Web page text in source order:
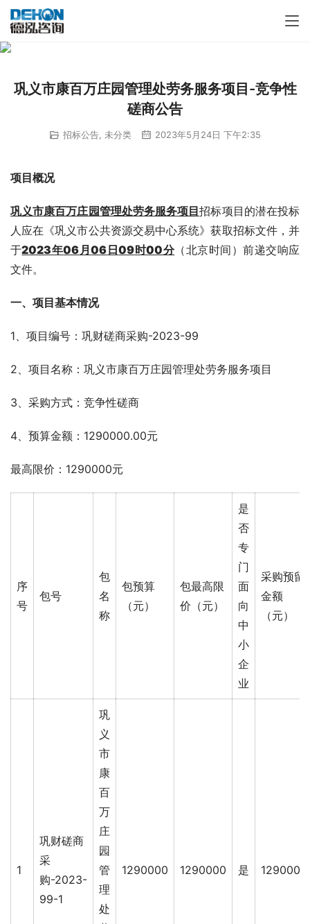
巩义市康百万庄园管理处劳务服务项目-竞争性
磋商公告
招标公告 未分类 2023年5月24日 下午2:35
项目概况
巩义市康百万庄园管理处劳务服务项目招标项目的潜在投标
人应在《巩义市公共资源交易中心系统》获取招标文件，并
于2023年06月06 日09时00分（北京时间）前递交响应
文件。
一、项目基本情况
1、项目编号：巩财磋商采购-2023-99
2、项目名称：巩义市康百万庄园管理处劳务服务项目
3、采购方式：竞争性磋商
4、预算金额：1290000.00元
最高限价：1290000元
序
号
包号
包
名
称
包预算
（元）
包最高限
价（元）
是
否
专
门
面
向
中
小
企
业
采购预留
金额
（元）
1
巩财磋商
采
购-2023-
99-1
巩
义
市
康
百
万
庄
园
管
理
处
1290000 1290000 是 1290000